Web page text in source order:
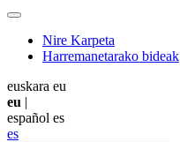
Nire Karpeta
Harremanetarako bideak
euskara eu
eu |
español es
es